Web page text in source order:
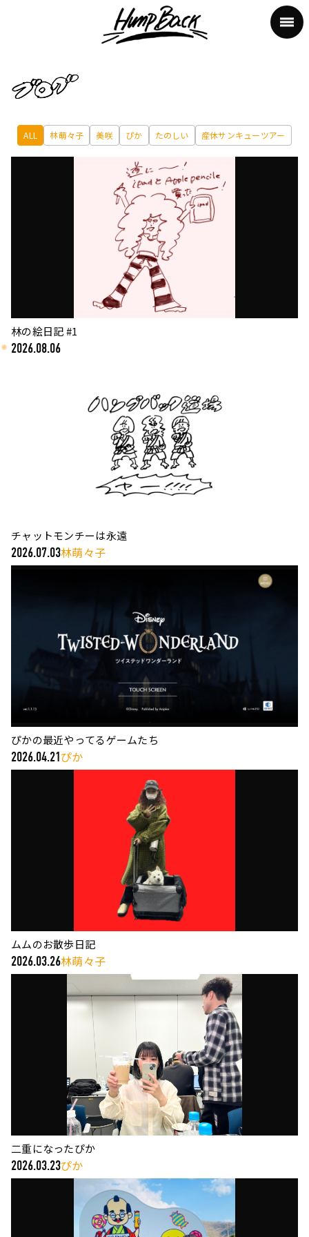
ALL 林萌々子 美咲 ぴか たのしい 産休サンキューツアー
林の絵日記 #1
2026.08.06
チャットモンチーは永遠
2026.07.03林萌々子
ぴかの最近やってるゲームたち
2026.04.21ぴか
ムムのお散歩日記
2026.03.26林萌々子
二重になったぴか
2026.03.23ぴか